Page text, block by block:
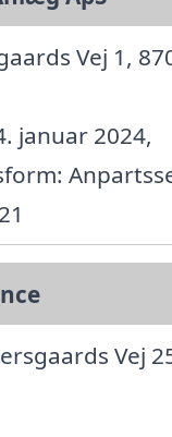
Vej 1,
januar 2024,
Vej